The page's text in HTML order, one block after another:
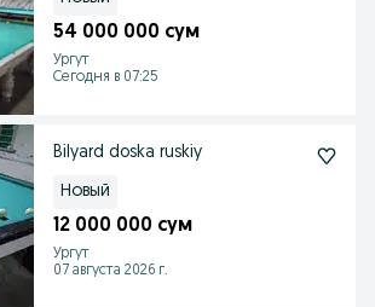
54 000 000 сум
Ургут
Сегодня в 07:25
Bilyard doska ruskiy
Новый
12 000 000 сум
Ургут
07 августа 2026 г.